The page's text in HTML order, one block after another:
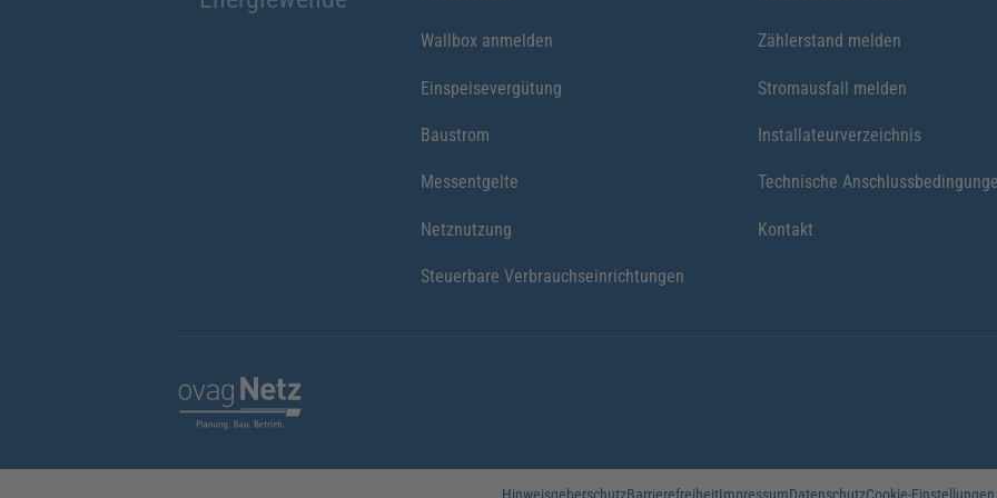
Wallbox anmelden
Einspeisevergütung
Baustrom
Messentgelte
Netznutzung
Steuerbare Verbrauchseinrichtungen
Zählerstand melden
Stromausfall melden
Installateurverzeichnis
Technische
Kontakt